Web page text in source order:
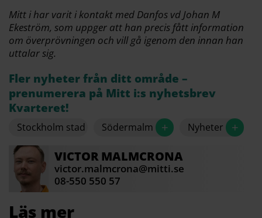
Mitt i har varit i kontakt med Danfos vd Johan M
Ekeström, som uppger att han precis fått information
om överprövningen och vill gå igenom den innan han
uttalar sig.
Fler nyheter från ditt område –
prenumerera på Mitt i:s nyhetsbrev
Kvarteret!
Stockholm stad Södermalm + Nyheter +
VICTORMALMCRONA
victor.malmcrona@mitti.se
08-550 550 57